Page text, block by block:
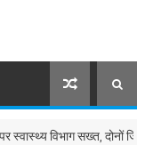
विभाग सख्त, दोनों जिलों में जांच